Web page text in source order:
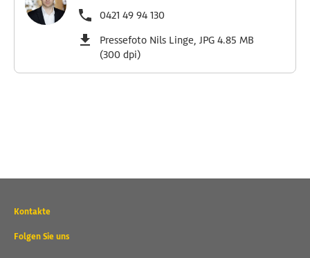
0421 49 94 130
Pressefoto Nils Linge, JPG 4.85 MB
(300 dpi)
Wichtige
und
Kontakte
Folgen Sie uns